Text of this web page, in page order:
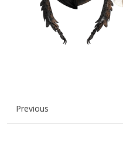
Previous